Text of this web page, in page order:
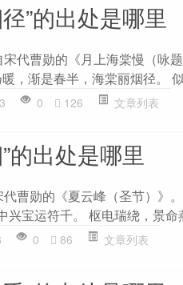
”的出处是哪里
宋代曹勋的《月上海棠慢（咏
，渐是春半，海棠丽烟径。
0 126 文章列表
的出处是哪里
代曹勋的《夏云峰（圣节）》
兴宝运符千。 枢电瑞绕，景命
0 86 文章列表